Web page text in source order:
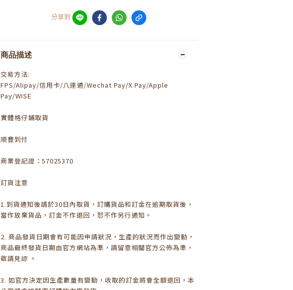
分享到
商品描述
交易方法:
FPS/Alipay/信用卡/八達通/Wechat Pay/X Pay/Apple
Pay/WISE
實體格仔鋪取貨
順豐到付
商業登記證：57025370
訂貨注意
1.到貨通知後請於30日內取貨，訂購貨品和訂金在逾期取貨後，
當作放棄貨品，訂金不作退回，恕不作另行通知。
2. 商品發貨日期會有可能因申請狀況，生產的狀況而作出變動，
商品最終發貨日期由官方網站為準，請留意相關官方公佈為準，
敬請見諒 。
3. 如官方決定因生產數量有變動，收取的訂金將會全額退回，本